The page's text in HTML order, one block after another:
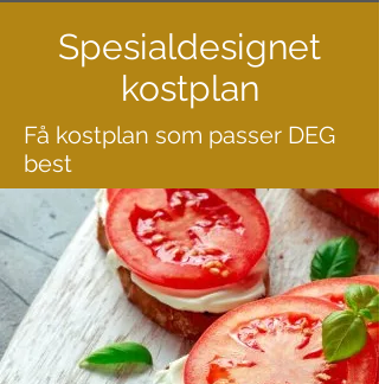
Spesialdesignet
kostplan
Få kostplan som passer DEG
best